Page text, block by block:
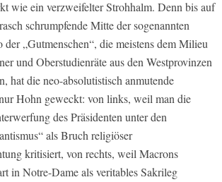
wie ein verzweifelter Strohhalm. Denn bis auf
schrumpfende Mitte der sogenannten
der „Gutmenschen“, die meistens dem Milieu
und Oberstudienräte aus den Westprovinzen
hat die neo-absolutistisch anmutende
Hohn geweckt: von links, weil man die
des Präsidenten unter den
als Bruch religiöser
kritisiert, von rechts, weil Macrons
in Notre-Dame als veritables Sakrileg